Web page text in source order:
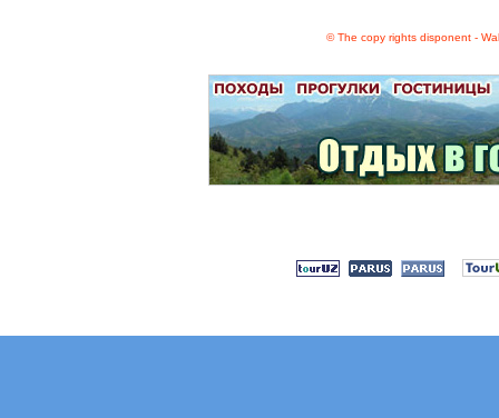
© The copy rights disponent -